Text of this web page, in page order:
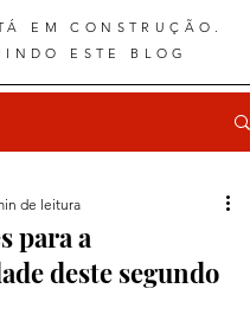
EM CONSTRUÇÃO.
ESTE BLOG
para a
deste segundo
de leitura